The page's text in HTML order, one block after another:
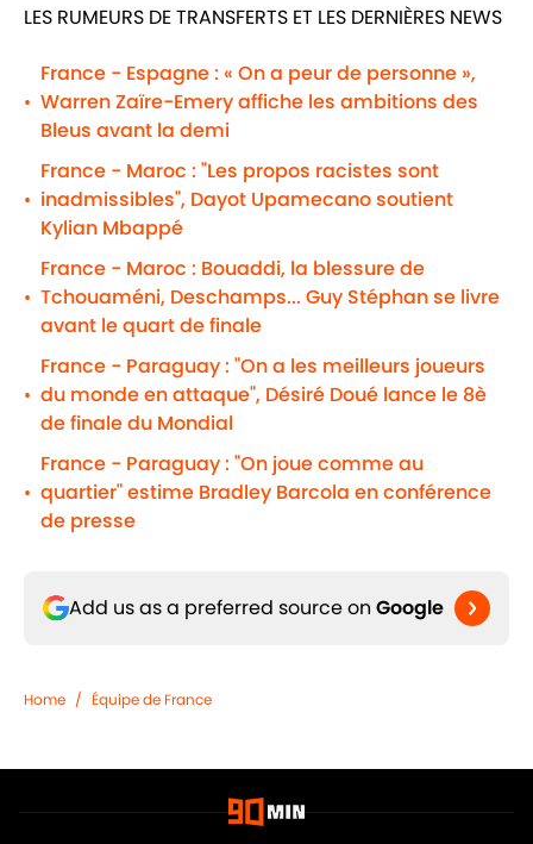
LES RUMEURS DE TRANSFERTS ET LES DERNIÈRES NEWS
•
France - Espagne : « On a peur de personne »,
Warren Zaïre-Emery affiche les ambitions des
Bleus avant la demi
•
France - Maroc : "Les propos racistes sont
inadmissibles", Dayot Upamecano soutient
Kylian Mbappé
•
France - Maroc : Bouaddi, la blessure de
Tchouaméni, Deschamps... Guy Stéphan se livre
avant le quart de finale
•
France - Paraguay : "On a les meilleurs joueurs
du monde en attaque", Désiré Doué lance le 8è
de finale du Mondial
•
France - Paraguay : "On joue comme au
quartier" estime Bradley Barcola en conférence
de presse
Add us as a preferred source on Google
Home / Équipe de France